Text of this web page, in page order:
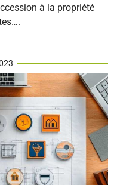
à la propriété